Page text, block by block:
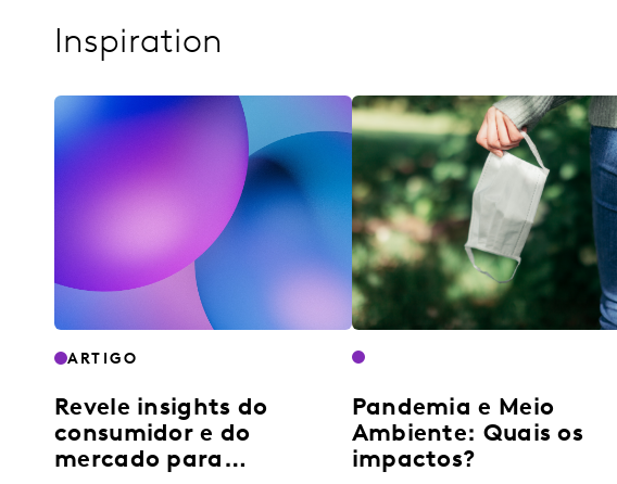
Inspiration
ARTIGO
Revele insights do
consumidor e do
mercado para
Pandemia e Meio
Ambiente: Quais os
impactos?